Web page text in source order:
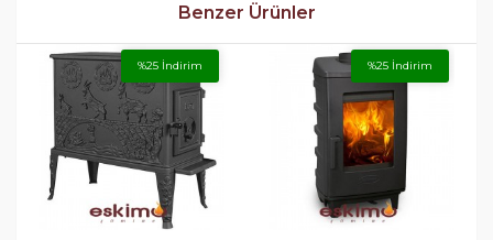
Benzer Ürünler
%25 İndirim %25 İndirim